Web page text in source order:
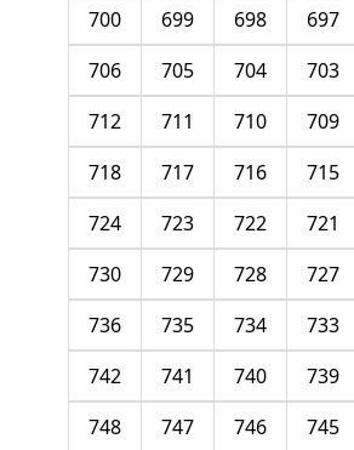
697
698
699
700
703
704
705
706
709
710
711
712
715
716
717
718
721
722
723
724
727
728
729
730
733
734
735
736
739
740
741
742
745
746
747
748